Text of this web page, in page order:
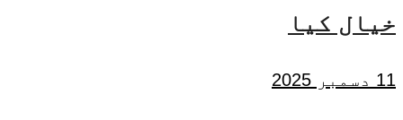
خیال کیا
11 دسمبر 2025